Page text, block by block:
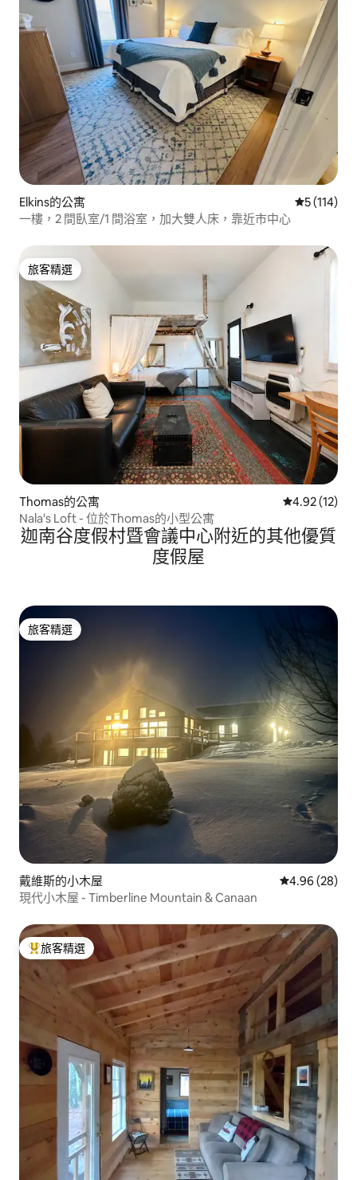
Elkins的公寓 從 114 則
5 (114)
一樓，2 間臥室/1 間浴室，加大雙人床，靠近市中心
旅客精選
旅客精選
Thomas的公寓 從 12 則評價
4.92 (12)
Nala's Loft - 位於Thomas的小型公寓
迦南谷度假村暨會議中心附近的其他優質
度假屋
旅客精選
旅客精選
戴維斯的小木屋 從 28 則評價
4.96 (28)
現代小木屋 - Timberline Mountain & Canaan
旅客精選榜首
旅客精選